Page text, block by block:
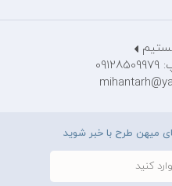
میهن طرح با خبر شوید